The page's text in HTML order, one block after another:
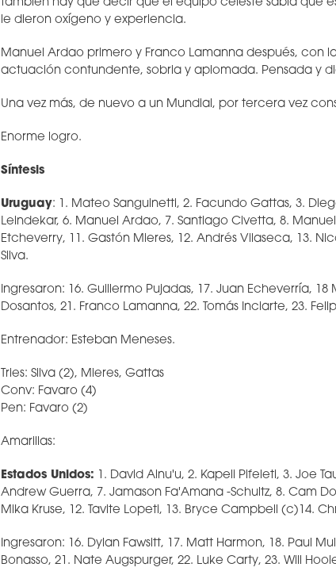
también hay que decir que el equipo celeste sabía que
le dieron oxígeno y experiencia.
Manuel Ardao primero y Franco Lamanna después, con
actuación contundente, sobria y aplomada. Pensada y
Una vez más, de nuevo a un Mundial, por tercera vez
Enorme logro.
Síntesis
Uruguay: 1. Mateo Sanguinetti, 2. Facundo Gattas, 3.
Leindekar, 6. Manuel Ardao, 7. Santiago Civetta, 8.
Etcheverry, 11. Gastón Mieres, 12. Andrés Vilaseca, 13.
Silva.
Ingresaron: 16. Guillermo Pujadas, 17. Juan Echeverría,
Dosantos, 21. Franco Lamanna, 22. Tomás Inciarte, 23.
Entrenador: Esteban Meneses.
Tries: Silva (2), Mieres, Gattas
Conv: Favaro (4)
Pen: Favaro (2)
Amarillas:
Estados Unidos: 1. David Ainu'u, 2. Kapeli Pifeleti, 3. Joe
Andrew Guerra, 7. Jamason Fa'Amana -Schultz, 8. Cam
Mika Kruse, 12. Tavite Lopeti, 13. Bryce Campbell (c)14.
Ingresaron: 16. Dylan Fawsitt, 17. Matt Harmon, 18. Paul
Bonasso, 21. Nate Augspurger, 22. Luke Carty, 23. Will